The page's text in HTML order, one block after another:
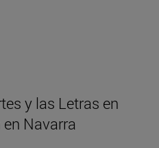
y las Letras en
Navarra